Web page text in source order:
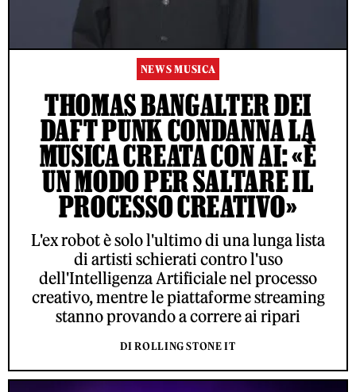
NEWS MUSICA
THOMAS BANGALTER DEI
DAFT PUNK CONDANNA LA
MUSICA CREATA CON AI: «È
UN MODO PER SALTARE IL
PROCESSO CREATIVO»
L'ex robot è solo l'ultimo di una lunga lista
di artisti schierati contro l'uso
dell'Intelligenza Artificiale nel processo
creativo, mentre le piattaforme streaming
stanno provando a correre ai ripari
DI ROLLING STONE IT